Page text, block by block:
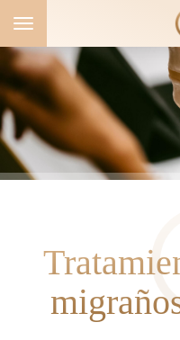
Toggle
navigation